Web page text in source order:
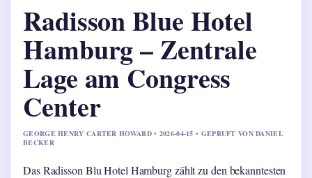
Radisson Blue Hotel
Hamburg – Zentrale
Lage am Congress
Center
GEORGE HENRY CARTER HOWARD • 2026-04-15 • GEPRUFT VON DANIEL
BECKER
Das Radisson Blu Hotel Hamburg zählt zu den bekanntesten